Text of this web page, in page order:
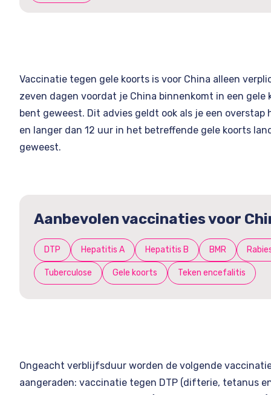
Vaccinatie tegen gele koorts is voor China alleen
zeven dagen voordat je China binnenkomt in een gele
bent geweest. Dit advies geldt ook als je een overstap
en langer dan 12 uur in het betreffende gele koorts
geweest.
Aanbevolen vaccinaties voor
DTP Hepatitis A Hepatitis B BMR
Tuberculose Gele koorts Teken encefalitis
Ongeacht verblijfsduur worden de volgende
aangeraden: vaccinatie tegen DTP (difterie, tetanus